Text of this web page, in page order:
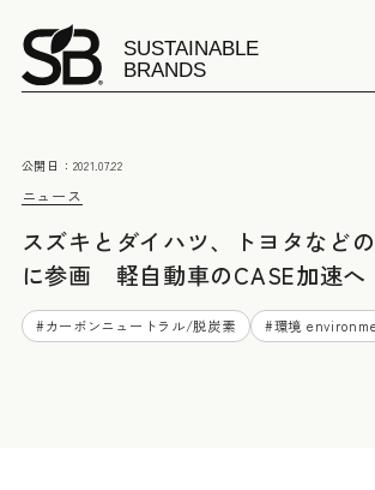
ニュース
公開日： 2021.07.22
スズキとダイハツ、トヨタなど
に参画 軽自動車のCASE加速へ
#カーボンニュートラル/脱炭素 #環境